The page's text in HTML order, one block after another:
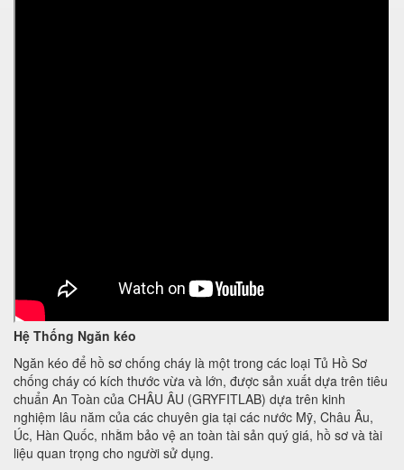
Hệ Thống Ngăn kéo
Ngăn kéo để hồ sơ chống cháy là một trong các loại Tủ Hồ Sơ
chống cháy có kích thước vừa và lớn, được sản xuất dựa trên tiêu
chuẩn An Toàn của CHÂU ÂU (GRYFITLAB) dựa trên kinh
nghiệm lâu năm của các chuyên gia tại các nước Mỹ, Châu Âu,
Úc, Hàn Quốc, nhằm bảo vệ an toàn tài sản quý giá, hồ sơ và tài
liệu quan trọng cho người sử dụng.